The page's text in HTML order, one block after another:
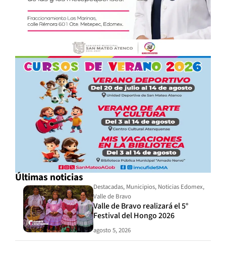
Últimas noticias
Destacadas, Municipios, Noticias Edomex,
Valle de Bravo
Valle de Bravo realizará el 5°
Festival del Hongo 2026
agosto 5, 2026